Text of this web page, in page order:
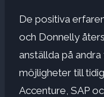
De positiva
och Donnelly
anställda på
möjligheter till
Accenture, SAP